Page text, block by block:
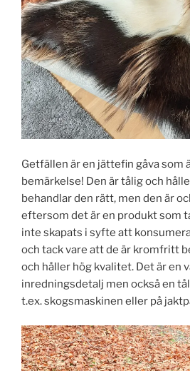
Getfällen är en jättefin gåva som
bemärkelse! Den är tålig och
behandlar den rätt, men den är
eftersom det är en produkt som
inte skapats i syfte att
och tack vare att de är kromfritt
och håller hög kvalitet. Det är en
inredningsdetalj men också en
t.ex. skogsmaskinen eller på